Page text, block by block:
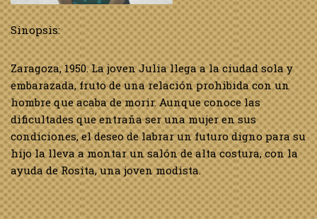
Sinopsis:
Zaragoza, 1950. La joven Julia llega a la ciudad sola y
embarazada, fruto de una relación prohibida con un
hombre que acaba de morir. Aunque conoce las
dificultades que entraña ser una mujer en sus
condiciones, el deseo de labrar un futuro digno para su
hijo la lleva a montar un salón de alta costura, con la
ayuda de Rosita, una joven modista.